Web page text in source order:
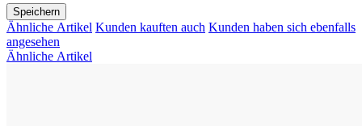
Speichern
Ähnliche Artikel Kunden kauften auch Kunden haben sich ebenfalls
angesehen
Ähnliche Artikel